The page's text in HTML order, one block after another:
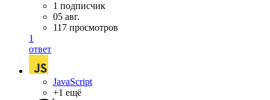
1 подписчик
05 авг.
117 просмотров
1
ответ
JavaScript
+1 ещё